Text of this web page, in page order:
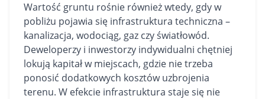
Wartość gruntu rośnie również wtedy, gdy w
pobliżu pojawia się infrastruktura techniczna –
kanalizacja, wodociąg, gaz czy światłowód.
Deweloperzy i inwestorzy indywidualni chętniej
lokują kapitał w miejscach, gdzie nie trzeba
ponosić dodatkowych kosztów uzbrojenia
terenu. W efekcie infrastruktura staje się nie